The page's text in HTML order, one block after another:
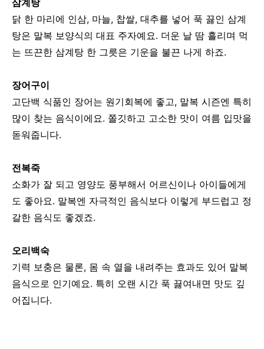
삼계탕
닭 한 마리에 인삼, 마늘, 찹쌀, 대추를 넣어 푹 끓인 삼계
탕은 말복 보양식의 대표 주자예요. 더운 날 땀 흘리며 먹
는 뜨끈한 삼계탕 한 그릇은 기운을 불끈 나게 하죠.
장어구이
고단백 식품인 장어는 원기회복에 좋고, 말복 시즌엔 특히
많이 찾는 음식이에요. 쫄깃하고 고소한 맛이 여름 입맛을
돋워줍니다.
전복죽
소화가 잘 되고 영양도 풍부해서 어르신이나 아이들에게
도 좋아요. 말복엔 자극적인 음식보다 이렇게 부드럽고 정
갈한 음식도 좋겠죠.
오리백숙
기력 보충은 물론, 몸 속 열을 내려주는 효과도 있어 말복
음식으로 인기예요. 특히 오랜 시간 푹 끓여내면 맛도 깊
어집니다.